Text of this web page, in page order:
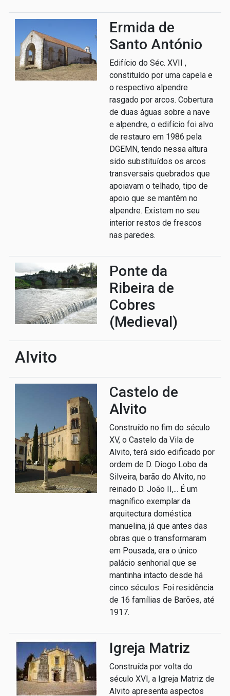
Ermida de
Santo António
Edifício do Séc. XVII ,
constituído por uma capela e
o respectivo alpendre
rasgado por arcos. Cobertura
de duas águas sobre a nave
e alpendre, o edifício foi alvo
de restauro em 1986 pela
DGEMN, tendo nessa altura
sido substituídos os arcos
transversais quebrados que
apoiavam o telhado, tipo de
apoio que se mantêm no
alpendre. Existem no seu
interior restos de frescos
nas paredes.
Ponte da
Ribeira de
Cobres
(Medieval)
Alvito
Castelo de
Alvito
Construído no fim do século
XV, o Castelo da Vila de
Alvito, terá sido edificado por
ordem de D. Diogo Lobo da
Silveira, barão do Alvito, no
reinado D. João II,... É um
magnífico exemplar da
arquitectura doméstica
manuelina, já que antes das
obras que o transformaram
em Pousada, era o único
palácio senhorial que se
mantinha intacto desde há
cinco séculos. Foi residência
de 16 famílias de Barões, até
1917.
Igreja Matriz
Construída por volta do
século XVI, a Igreja Matriz de
Alvito apresenta aspectos